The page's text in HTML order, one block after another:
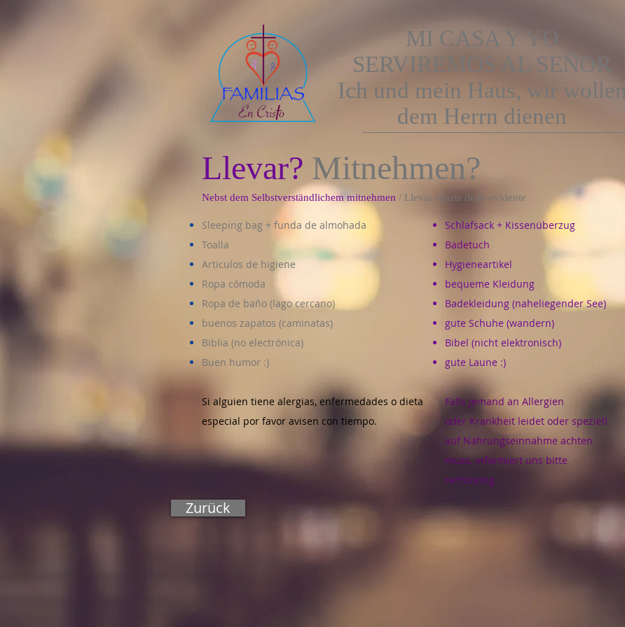
MI CASA Y YO
SERVIREMOS AL SEÑOR
Ich und mein Haus, wir wollen
dem Herrn dienen
Llevar? Mitnehmen?
Nebst dem Selbstverständlichem mitnehmen / Llevar aparte de lo evidente
Sleeping bag + funda de almohada
Toalla
Articulos de higiene
Ropa cómoda
Ropa de baño (lago cercano)
buenos zapatos (caminatas)
Biblia (no electrónica)
Buen humor :)
Si alguien tiene alergias, enfermedades o dieta
especial por favor avisen con tiempo.
Schlafsack + Kissenüberzug
Badetuch
Hygieneartikel
bequeme Kleidung
Badekleidung (naheliegender See)
gute Schuhe (wandern)
Bibel (nicht elektronisch)
gute Laune :)
Falls jemand an Allergien
oder Krankheit leidet oder speziell
auf Nahrungseinnahme achten
muss, informiert uns bitte
rechtzeitig.
Zurück